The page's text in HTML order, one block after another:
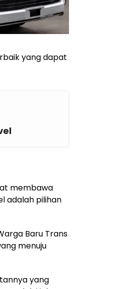
yang dapat
membawa
adalah pilihan
Baru Trans
menuju
yang